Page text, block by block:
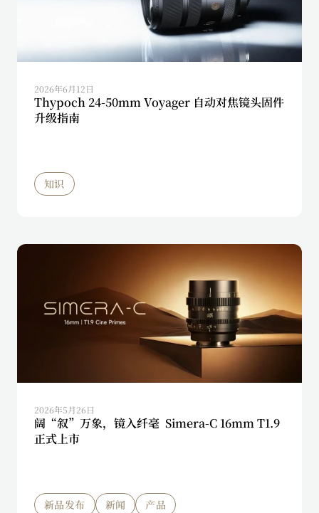
2026年6月12日
Thypoch 24-50mm Voyager 自动对焦镜头固件
升级指南
知识
2026年5月26日
阔“叙”万象，镜入纤毫 Simera-C 16mm T1.9
正式上市
新品发布 新闻 产品